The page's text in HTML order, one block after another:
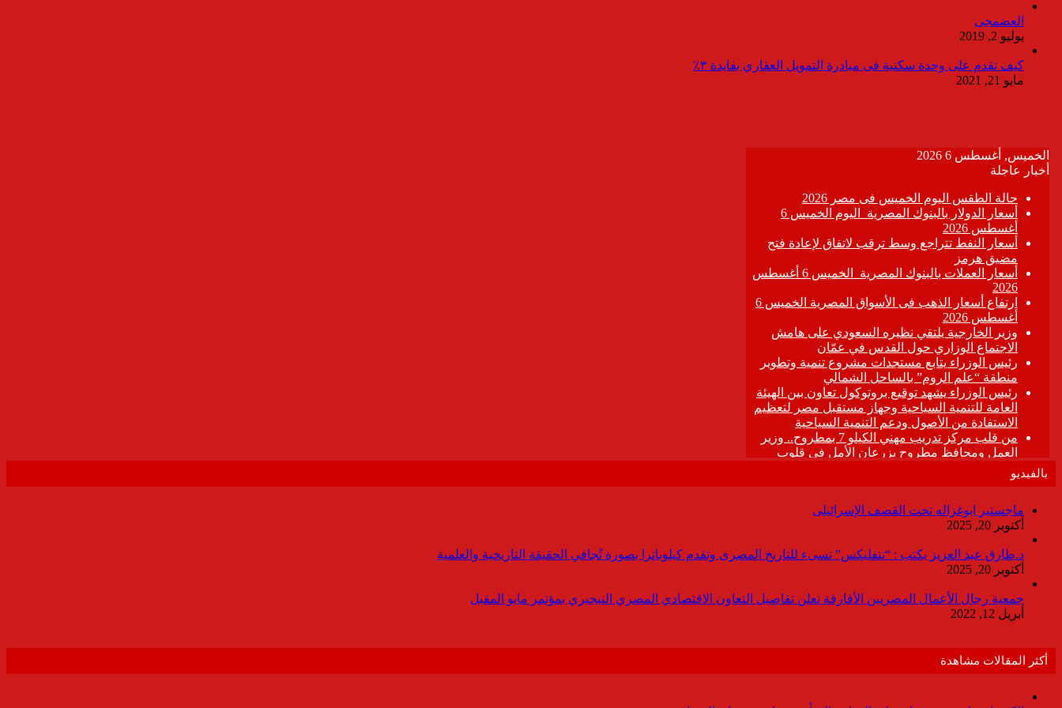
العضمجى
يوليو 2, 2019
كيف تقدم على وحدة سكنية فى مبادرة التمويل العقاري بفايدة ٣٪
مايو 21, 2021
بالفيديو
ماجستير ابوغزاله تحت القصف الإسرائيلى
أكتوبر 20, 2025
د.طارق عبد العزيز يكتب : “نتفليكس” تسىء للتاريخ المصرى وتقدم كيلوباترا بصورة تُجافي الحقيقة التاريخية والعلمية
أكتوبر 20, 2025
جمعية رجال الأعمال المصريين الأفارقة تعلن تفاصيل التعاون الاقتصادي المصري النيجيري بمؤتمر مايو المقبل
أبريل 12, 2022
أكثر المقالات مشاهدة